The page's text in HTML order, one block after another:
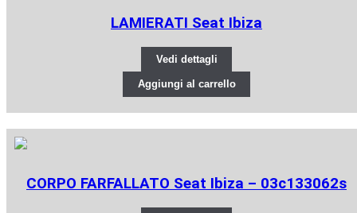
LAMIERATI Seat Ibiza
Vedi dettagli
Aggiungi al carrello
CORPO FARFALLATO Seat Ibiza – 03c133062s